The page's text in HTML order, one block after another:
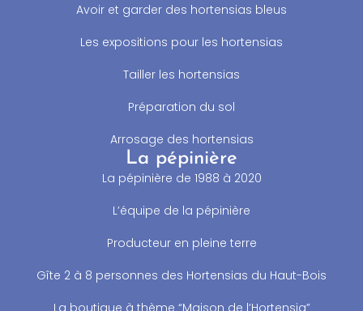
Avoir et garder des hortensias bleus
Les expositions pour les hortensias
Tailler les hortensias
Préparation du sol
Arrosage des hortensias
La pépinière
La pépinière de 1988 à 2020
L’équipe de la pépinière
Producteur en pleine terre
Gîte 2 à 8 personnes des Hortensias du Haut-Bois
La boutique à thème “Maison de l’Hortensia”